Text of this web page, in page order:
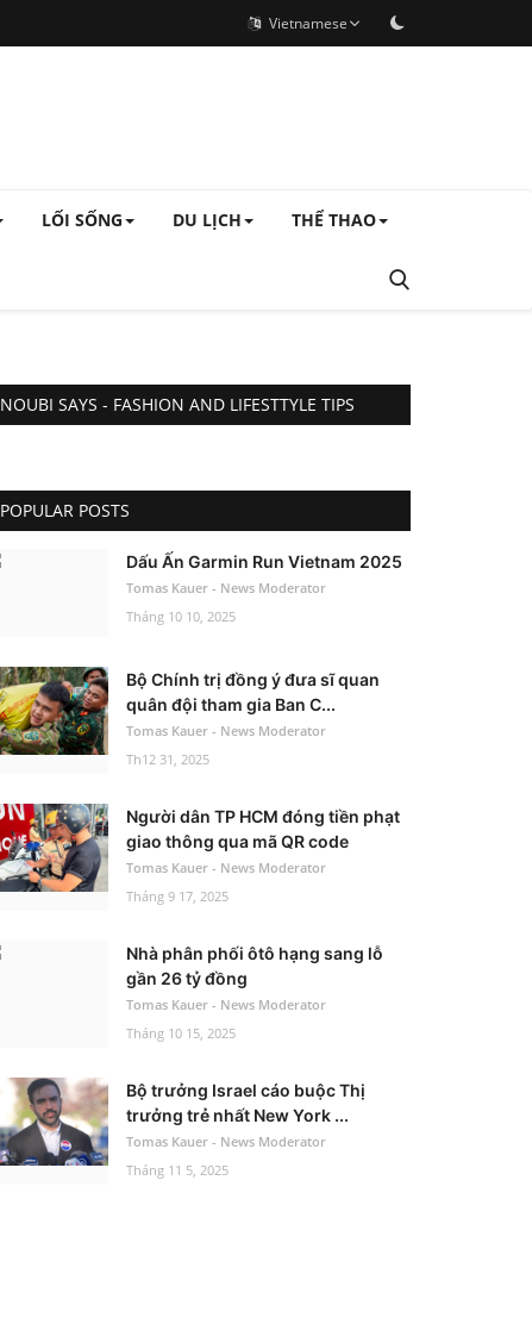
Vietnamese
LỐI SỐNG DU LỊCH THỂ THAO
NOUBI SAYS - FASHION AND LIFESTTYLE TIPS
POPULAR POSTS
Dấu Ấn Garmin Run Vietnam 2025
Tomas Kauer - News Moderator
Tháng 10 10, 2025
Bộ Chính trị đồng ý đưa sĩ quan
quân đội tham gia Ban C...
Tomas Kauer - News Moderator
Th12 31, 2025
Người dân TP HCM đóng tiền phạt
giao thông qua mã QR code
Tomas Kauer - News Moderator
Tháng 9 17, 2025
Nhà phân phối ôtô hạng sang lỗ
gần 26 tỷ đồng
Tomas Kauer - News Moderator
Tháng 10 15, 2025
Bộ trưởng Israel cáo buộc Thị
trưởng trẻ nhất New York ...
Tomas Kauer - News Moderator
Tháng 11 5, 2025